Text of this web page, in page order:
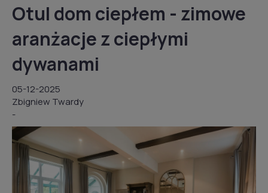
Otul dom ciepłem - zimowe
aranżacje z ciepłymi
dywanami
05-12-2025
Zbigniew Twardy
-